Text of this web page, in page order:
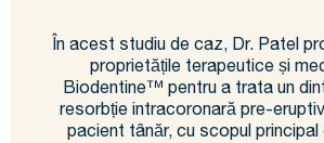
În acest studiu de caz, Dr. Patel
proprietățile terapeutice și
Biodentine™ pentru a trata un
resorbție intracoronară pre-
pacient tânăr, cu scopul principal